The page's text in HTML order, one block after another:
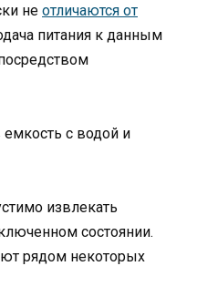
не отличаются от
питания к данным
емкость с водой и
извлекать
состоянии.
рядом некоторых